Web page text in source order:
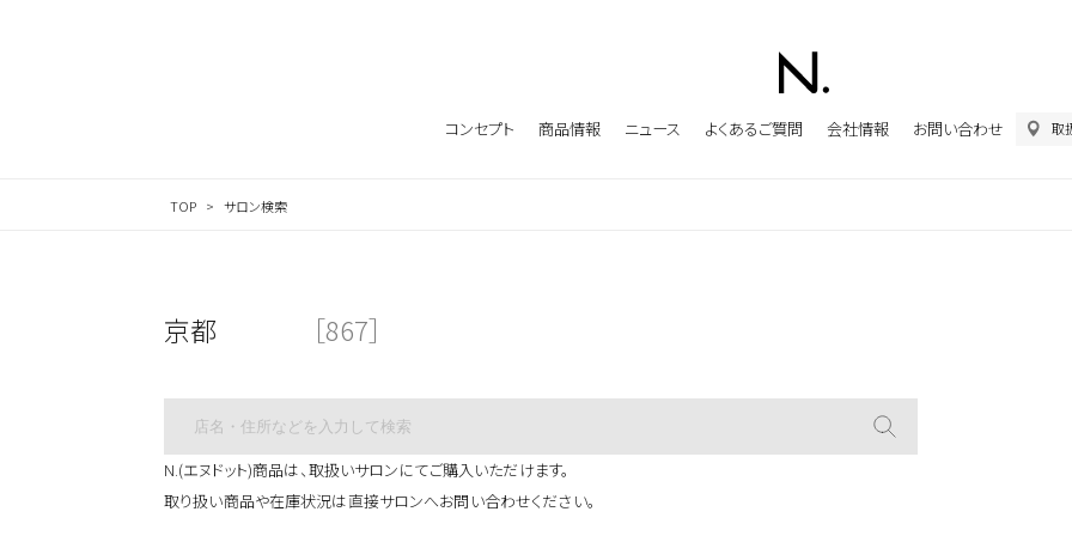
コンセプト 商品情報 ニュース よくあるご質問 会社情報 お問い合わせ 取
TOP サロン検索
京都 ［867］
N.(エヌドット)商品は、取扱いサロンにてご購入いただけます。
取り扱い商品や在庫状況は直接サロンへお問い合わせください。